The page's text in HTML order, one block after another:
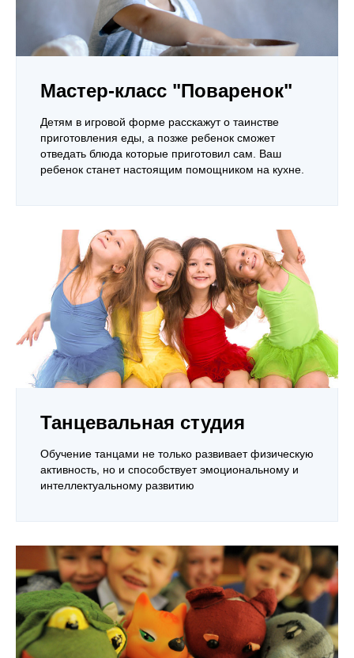
Мастер-класс "Поваренок"
Детям в игровой форме расскажут о таинстве
приготовления еды, а позже ребенок сможет
отведать блюда которые приготовил сам. Ваш
ребенок станет настоящим помощником на кухне.
Танцевальная студия
Обучение танцами не только развивает физическую
активность, но и способствует эмоциональному и
интеллектуальному развитию